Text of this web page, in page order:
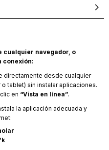
cualquier navegador, o
conexión:
directamente desde cualquier
tablet) sin instalar aplicaciones.
en “Vista en línea”.
la aplicación adecuada y